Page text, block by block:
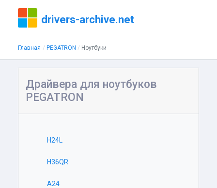
drivers-archive.net
Главная PEGATRON Ноутбуки
Драйвера для ноутбуков
PEGATRON
H24L
H36QR
A24